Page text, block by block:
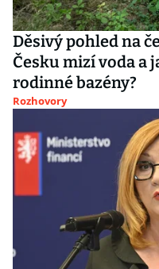
Děsivý pohled na
Česku mizí voda a
rodinné bazény?
Rozhovory